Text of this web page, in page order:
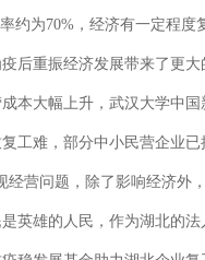
约为70%，经济有一定程
后重振经济发展带来了更
本大幅上升，武汉大学中
工难，部分中小民营企业
经营问题，除了影响经济外
英雄的人民，作为湖北的